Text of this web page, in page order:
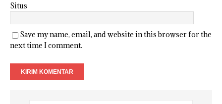
Situs
Save my name, email, and website in this browser for the
next time I comment.